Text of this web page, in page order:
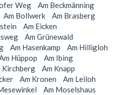
Weg
Am Beckmänning
Am Bollwerk
Am Brasberg
Am Eicken
Am Grünewald
Am Hasenkamp
Am Hilligloh
Hüppop
Am Ibing
Kirchberg
Am Knapp
Am Kronen
Am Leiloh
Am Moselshaus